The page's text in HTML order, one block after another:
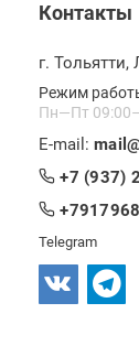
Контакты
г.
Режим
Пн—Пт
E-mail:
+7 (937)
Telegram